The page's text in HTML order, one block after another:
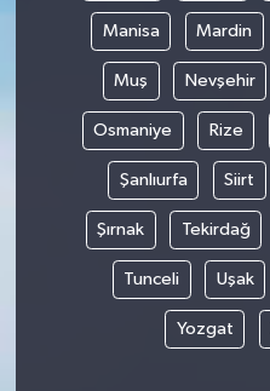
Manisa Mardin
Muş Nevşehir
Osmaniye Rize
Şanlıurfa Siirt
Şırnak Tekirdağ
Tunceli Uşak
Yozgat